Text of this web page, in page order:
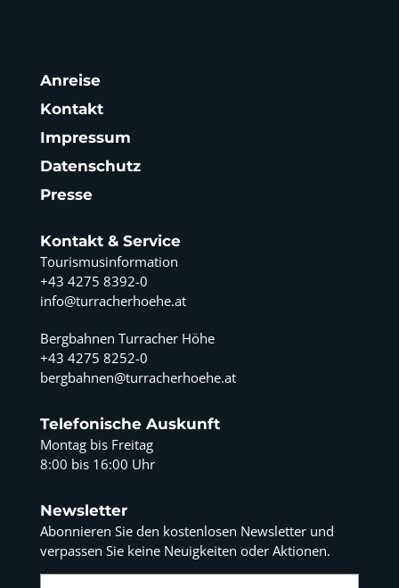
Anreise
Kontakt
Impressum
Datenschutz
Presse
Kontakt & Service
Tourismusinformation
+43 4275 8392-0
info@turracherhoehe.at
Bergbahnen Turracher Höhe
+43 4275 8252-0
bergbahnen@turracherhoehe.at
Telefonische Auskunft
Montag bis Freitag
8:00 bis 16:00 Uhr
Newsletter
Abonnieren Sie den kostenlosen Newsletter und
verpassen Sie keine Neuigkeiten oder Aktionen.